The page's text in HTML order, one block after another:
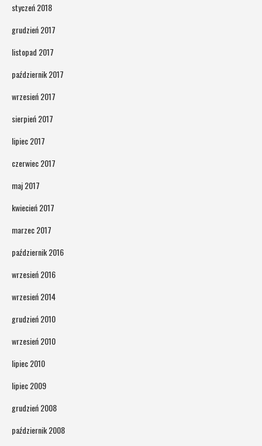
styczeń 2018
grudzień 2017
listopad 2017
październik 2017
wrzesień 2017
sierpień 2017
lipiec 2017
czerwiec 2017
maj 2017
kwiecień 2017
marzec 2017
październik 2016
wrzesień 2016
wrzesień 2014
grudzień 2010
wrzesień 2010
lipiec 2010
lipiec 2009
grudzień 2008
październik 2008